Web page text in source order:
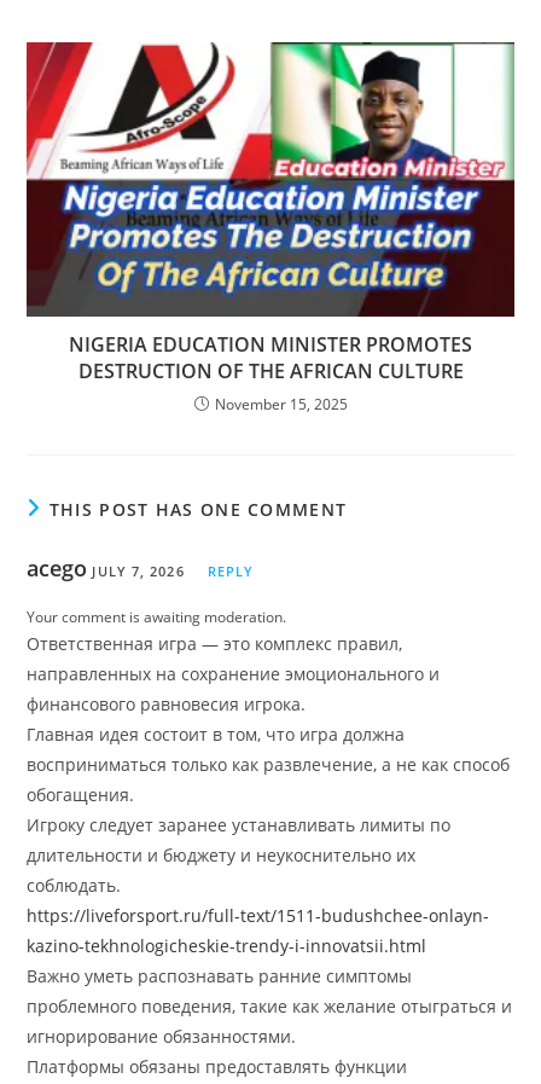
NIGERIA EDUCATION MINISTER PROMOTES
DESTRUCTION OF THE AFRICAN CULTURE
November 15, 2025
THIS POST HAS ONE COMMENT
acego JULY 7, 2026 REPLY
Your comment is awaiting moderation.
Ответственная игра — это комплекс правил,
направленных на сохранение эмоционального и
финансового равновесия игрока.
Главная идея состоит в том, что игра должна
восприниматься только как развлечение, а не как способ
обогащения.
Игроку следует заранее устанавливать лимиты по
длительности и бюджету и неукоснительно их
соблюдать.
https://liveforsport.ru/full-text/1511-budushchee-onlayn-
kazino-tekhnologicheskie-trendy-i-innovatsii.html
Важно уметь распознавать ранние симптомы
проблемного поведения, такие как желание отыграться и
игнорирование обязанностями.
Платформы обязаны предоставлять функции